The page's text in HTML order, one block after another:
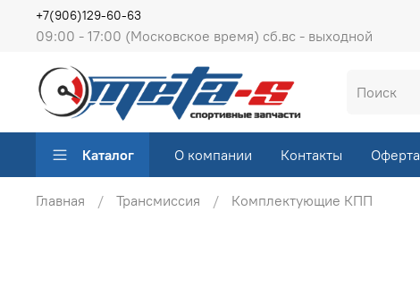
09:00 - 17:00 (Московское время) сб.вс - выходной
+7(906)129-60-63
Каталог О компании Контакты Оферта
Главная Трансмиссия Комплектующие КПП